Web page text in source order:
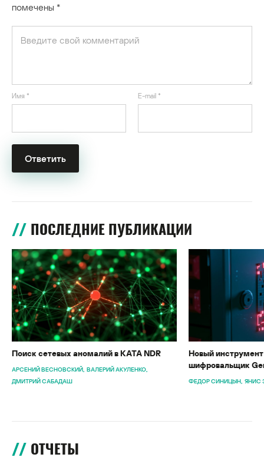
помечены *
Имя * E-mail *
ПОСЛЕДНИЕ ПУБЛИКАЦИИ
Поиск сетевых аномалий в KATA NDR
АРСЕНИЙ ВЕСНОВСКИЙ ВАЛЕРИЙ АКУЛЕНКО
ДМИТРИЙ САБАДАШ
Новый
шифровальщик
ФЕДОР СИНИЦЫН ЯНИС
ОТЧЕТЫ